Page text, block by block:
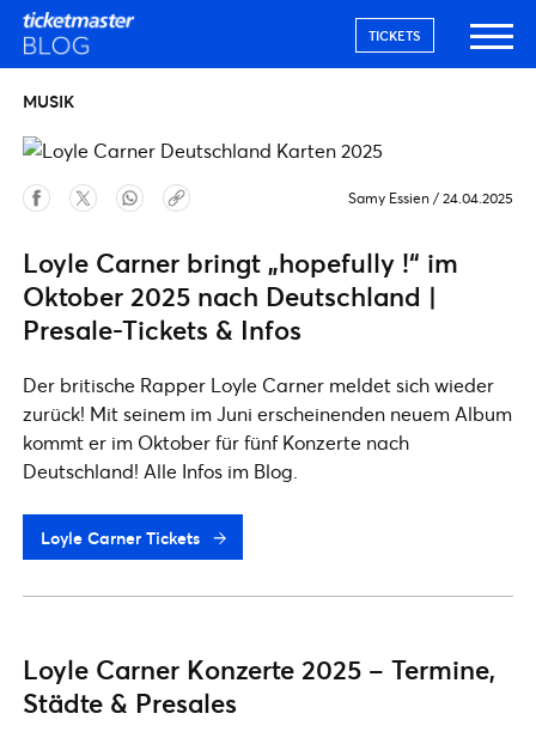
TICKETS
MUSIK
Samy Essien / 24.04.2025
Loyle Carner bringt „hopefully !“ im
Oktober 2025 nach Deutschland |
Presale-Tickets & Infos
Der britische Rapper Loyle Carner meldet sich wieder
zurück! Mit seinem im Juni erscheinenden neuem Album
kommt er im Oktober für fünf Konzerte nach
Deutschland! Alle Infos im Blog.
Loyle Carner Tickets
Loyle Carner Konzerte 2025 – Termine,
Städte & Presales